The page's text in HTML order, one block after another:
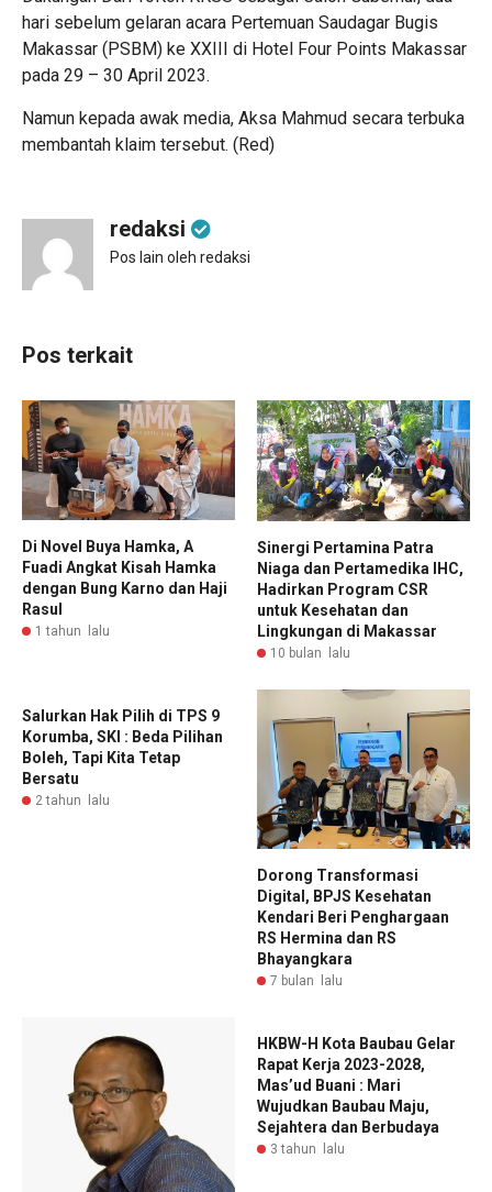
hari sebelum gelaran acara Pertemuan Saudagar Bugis
Makassar (PSBM) ke XXIII di Hotel Four Points Makassar
pada 29 – 30 April 2023.
Namun kepada awak media, Aksa Mahmud secara terbuka
membantah klaim tersebut. (Red)
redaksi
Pos lain oleh redaksi
Pos terkait
Di Novel Buya Hamka, A
Fuadi Angkat Kisah Hamka
dengan Bung Karno dan Haji
Rasul
1 tahun lalu
Sinergi Pertamina Patra
Niaga dan Pertamedika IHC,
Hadirkan Program CSR
untuk Kesehatan dan
Lingkungan di Makassar
10 bulan lalu
Salurkan Hak Pilih di TPS 9
Korumba, SKI : Beda Pilihan
Boleh, Tapi Kita Tetap
Bersatu
2 tahun lalu
Dorong Transformasi
Digital, BPJS Kesehatan
Kendari Beri Penghargaan
RS Hermina dan RS
Bhayangkara
7 bulan lalu
HKBW-H Kota Baubau Gelar
Rapat Kerja 2023-2028,
Mas’ud Buani : Mari
Wujudkan Baubau Maju,
Sejahtera dan Berbudaya
3 tahun lalu